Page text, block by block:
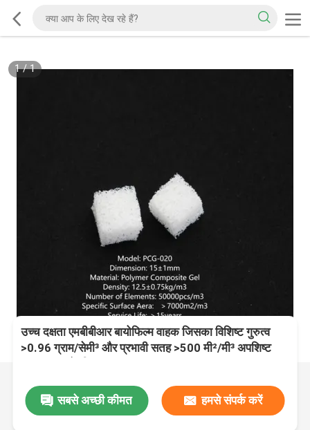
1/1
उच्च दक्षता एमबीबीआर बायोफिल्म वाहक जिसका विशिष्ट गुरुत्व
>0.96 ग्राम/सेमी³ और प्रभावी सतह >500 मी²/मी³ अपशिष्ट
सबसे अच्छी कीमत हमसे संपर्क करें